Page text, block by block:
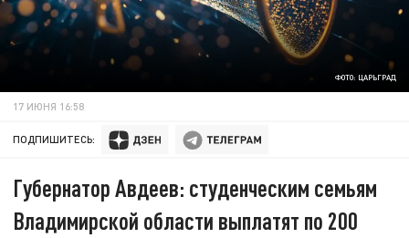
ФОТО: ЦАРЬГРАД
17 ИЮНЯ 16:58
ПОДПИШИТЕСЬ:
Губернатор Авдеев: студенческим семьям
Владимирской области выплатят по 200